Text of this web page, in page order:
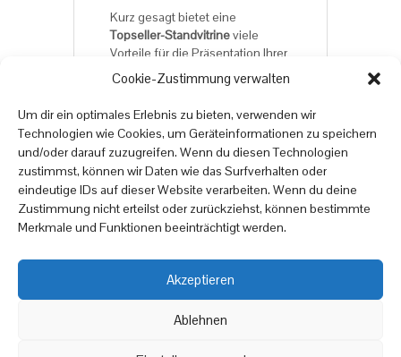
Cookie-Zustimmung verwalten
Um dir ein optimales Erlebnis zu bieten, verwenden wir
Technologien wie Cookies, um Geräteinformationen zu speichern
und/oder darauf zuzugreifen. Wenn du diesen Technologien
zustimmst, können wir Daten wie das Surfverhalten oder
eindeutige IDs auf dieser Website verarbeiten. Wenn du deine
Zustimmung nicht erteilst oder zurückziehst, können bestimmte
Merkmale und Funktionen beeinträchtigt werden.
Akzeptieren
Ablehnen
Kurz gesagt bietet eine
Topseller-Standvitrineviele
Vorteile für die Präsentation Ihrer
Accessoires und
Sammlerstücke. Wenn Sie nach
einer hochwertigen und sicheren
Vitrinesuchen, die Ihre
Accessoires auf ansprechende
Weise präsentiert, dann ist eine
Topseller Vitrineeine
ausgezeichnete Wahl.